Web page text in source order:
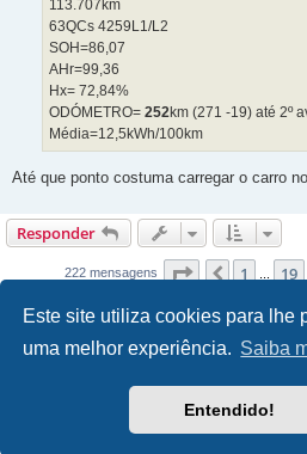
Este site utiliza cookies para lhe
uma melhor experiência. Saiba
Entendido!
113.707km
63QCs 4259L1/L2
SOH=86,07
AHr=99,36
Hx= 72,84%
ODÓMETRO= 252km (271 -19) até 2º
Média=12,5kWh/100km
Até que ponto costuma carregar o carro
Responder
222 mensagens Página 22de23
Anterior
1 19
Desenvolvido porphpBB® Forum
phpBB